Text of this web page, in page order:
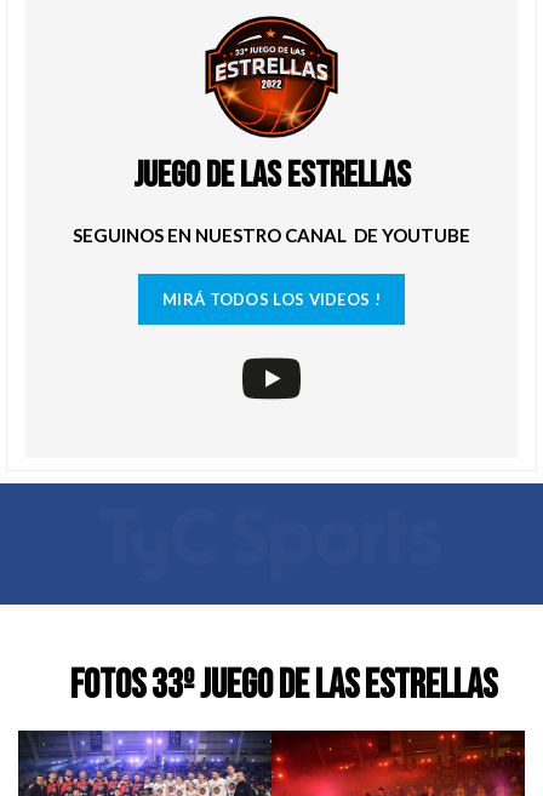
JUEGO DE LAS ESTRELLAS
SEGUINOS EN NUESTRO CANAL DE YOUTUBE
MIRÁ TODOS LOS VIDEOS !
fotos 33º JUEGO DE LAS ESTRELLAS